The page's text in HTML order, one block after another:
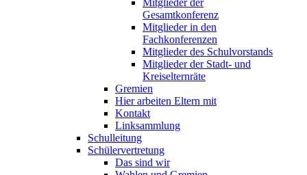
Mitglieder der
Gesamtkonferenz
Mitglieder in den
Fachkonferenzen
Mitglieder des Schulvorstands
Mitglieder der Stadt- und
Kreiselternräte
Gremien
Hier arbeiten Eltern mit
Kontakt
Linksammlung
Schulleitung
Schülervertretung
Das sind wir